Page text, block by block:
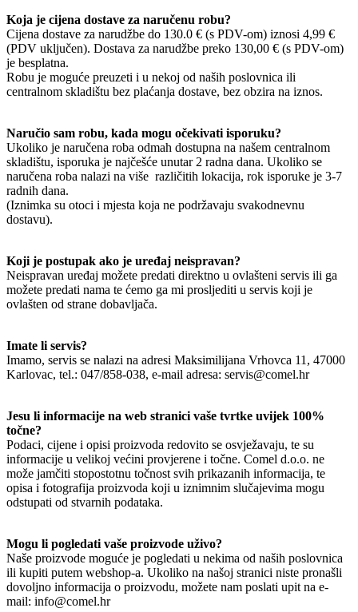
Koja je cijena dostave za naručenu robu?
Cijena dostave za narudžbe do 130.0 € (s PDV-om) iznosi 4,99 €
(PDV uključen). Dostava za narudžbe preko 130,00 € (s PDV-om)
je besplatna.
Robu je moguće preuzeti i u nekoj od naših poslovnica ili
centralnom skladištu bez plaćanja dostave, bez obzira na iznos.
Naručio sam robu, kada mogu očekivati isporuku?
Ukoliko je naručena roba odmah dostupna na našem centralnom
skladištu, isporuka je najčešće unutar 2 radna dana. Ukoliko se
naručena roba nalazi na više različitih lokacija, rok isporuke je 3-7
radnih dana.
(Iznimka su otoci i mjesta koja ne podržavaju svakodnevnu
dostavu).
Koji je postupak ako je uređaj neispravan?
Neispravan uređaj možete predati direktno u ovlašteni servis ili ga
možete predati nama te ćemo ga mi prosljediti u servis koji je
ovlašten od strane dobavljača.
Imate li servis?
Imamo, servis se nalazi na adresi Maksimilijana Vrhovca 11, 47000
Karlovac, tel.: 047/858-038, e-mail adresa: servis@comel.hr
Jesu li informacije na web stranici vaše tvrtke uvijek 100%
točne?
Podaci, cijene i opisi proizvoda redovito se osvježavaju, te su
informacije u velikoj većini provjerene i točne. Comel d.o.o. ne
može jamčiti stopostotnu točnost svih prikazanih informacija, te
opisa i fotografija proizvoda koji u iznimnim slučajevima mogu
odstupati od stvarnih podataka.
Mogu li pogledati vaše proizvode uživo?
Naše proizvode moguće je pogledati u nekima od naših poslovnica
ili kupiti putem webshop-a. Ukoliko na našoj stranici niste pronašli
dovoljno informacija o proizvodu, možete nam poslati upit na e-
mail: info@comel.hr